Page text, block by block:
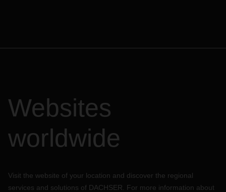
Websites
worldwide
Visit the website of your location and discover the regional
services and solutions of DACHSER. For more information about